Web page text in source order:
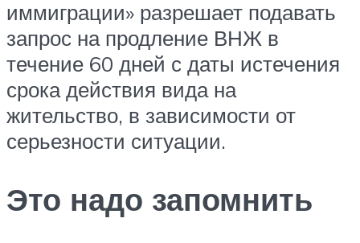
иммиграции» разрешает подавать
запрос на продление ВНЖ в
течение 60 дней с даты истечения
срока действия вида на
жительство, в зависимости от
серьезности ситуации.
Это надо запомнить